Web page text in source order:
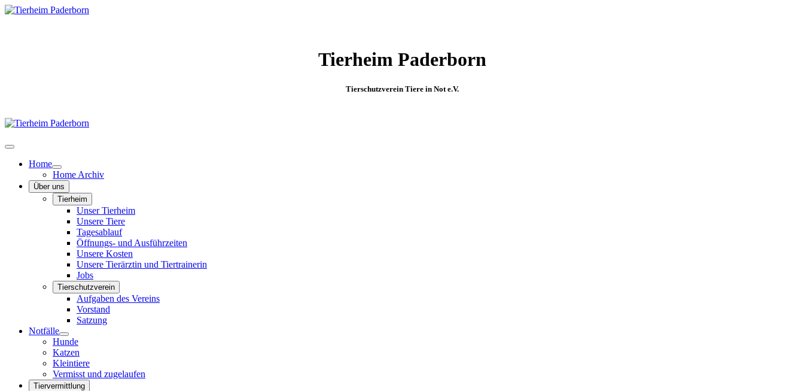
Tierheim Paderborn
Tierschutzverein Tiere in Not e.V.
Home
Home Archiv
Über uns
Tierheim
Unser Tierheim
Unsere Tiere
Tagesablauf
Öffnungs- und Ausführzeiten
Unsere Kosten
Unsere Tierärztin und Tiertrainerin
Jobs
Tierschutzverein
Aufgaben des Vereins
Vorstand
Satzung
Notfälle
Hunde
Katzen
Kleintiere
Vermisst und zugelaufen
Tiervermittlung